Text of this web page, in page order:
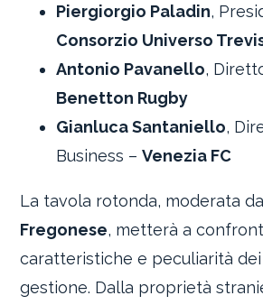
Piergiorgio Paladin,
Consorzio Universo
Antonio Pavanello,
Benetton Rugby
Gianluca Santaniello,
Business –Venezia FC
La tavola rotonda, moderata
Fregonese, metterà a
caratteristiche e peculiarità
gestione. Dalla proprietà